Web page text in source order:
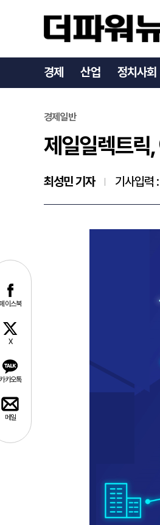
경제 산업 정치사회
이스북
X
카오톡
메일
경제일반
제일일렉트릭
최성민 기자 기사입력 :